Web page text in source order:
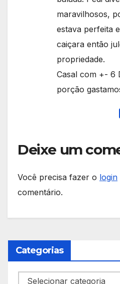
maravilhosos,
estava perfeita
caiçara então
propriedade.
Casal com +- 6
porção
Deixe um
Você precisa fazer o login
comentário.
Categorias
Categorias